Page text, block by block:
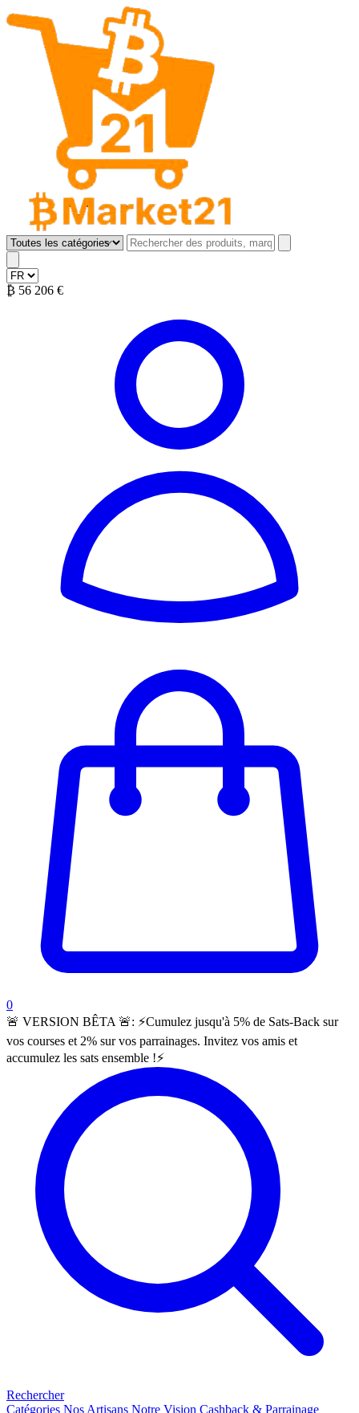
B Market 21
₿ 56 206 €
0items in cart, view bag
🚨 VERSION BÊTA 🚨: ⚡️Cumulez jusqu'à 5% de Sats-Back sur
vos courses et 2% sur vos parrainages. Invitez vos amis et
accumulez les sats ensemble !⚡️
Rechercher
Catégories Nos Artisans Notre Vision Cashback & Parrainage